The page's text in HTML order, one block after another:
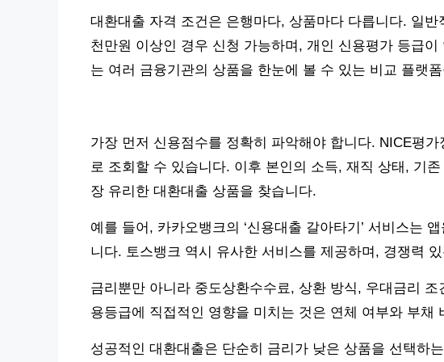
대환대출 자격 조건은 은행마다, 상품마다 다릅니다. 일
천만원 이상인 경우 신청 가능하며, 개인 신용평가 등급
는 여러 금융기관의 상품을 한눈에 볼 수 있는 비교 플랫
가장 먼저 신용점수를 정확히 파악해야 합니다. NICE평
로 조회할 수 있습니다. 이후 본인의 소득, 재직 상태, 기
장 유리한 대환대출 상품을 찾습니다.
예를 들어, 카카오뱅크의 ‘신용대출 갈아타기’ 서비스는
니다. 토스뱅크 역시 유사한 서비스를 제공하며, 경쟁력
금리뿐만 아니라 중도상환수수료, 상환 방식, 우대금리
용등급에 직접적인 영향을 미치는 것은 연체 여부와 부채
성공적인 대환대출은 단순히 금리가 낮은 상품을 선택하